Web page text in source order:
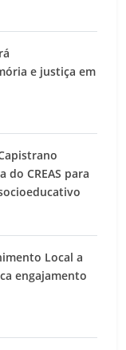
e justiça em
CREAS para
Local a
engajamento